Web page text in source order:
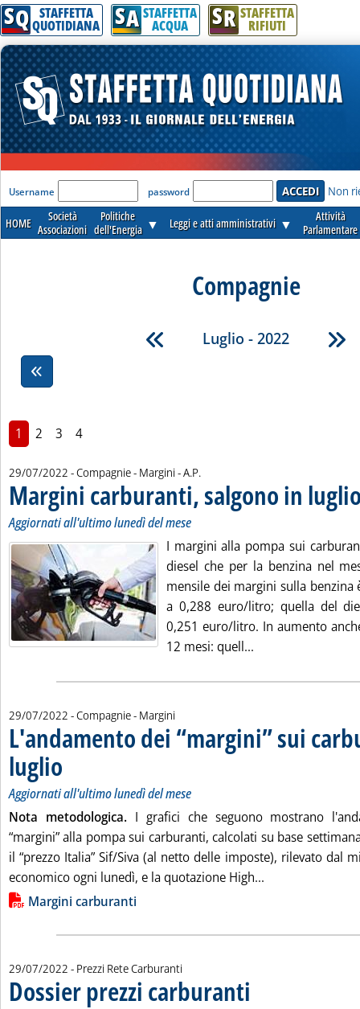
SQ STAFFETTA
QUOTIDIANA SA STAFFETTA
ACQUA SR STAFFETTA
RIFIUTI
'Modulo Login per accedere'
Username password Non
HOME
Società
Associazioni
Politiche
dell'Energia ▼ Leggi e atti amministrativi ▼
Attività
Parlamentare
Compagnie
Luglio - 2022
1 2 3 4
29/07/2022 - Compagnie - Margini -di:
A.P.
Margini carburanti, salgono in
Aggiornati all'ultimo lunedì del mese
I margini alla pompa sui
diesel che per la benzina nel
mensile dei margini sulla
a 0,288 euro/litro; quella del
0,251 euro/litro. In aumento
12 mesi: quell...
29/07/2022 - Compagnie - Margini
L'andamento dei “margini” sui
luglio . Sottotitolo: Aggiornati all'ultimo lunedì del mese
. Pubblicata venerdì 29 luglio 2022 alle 11.27.
Aggiornati all'ultimo lunedì del mese
Nota metodologica.I grafici che seguono mostrano
“margini” alla pompa sui carburanti, calcolati su base
il “prezzo Italia” Sif/Siva (al netto delle imposte), rilevato dal
economico ogni lunedì, e la quotazione High...
Lista allegati PDF alla notizia
Margini carburanti
29/07/2022 - Prezzi Rete Carburanti
Dossier prezzi carburanti